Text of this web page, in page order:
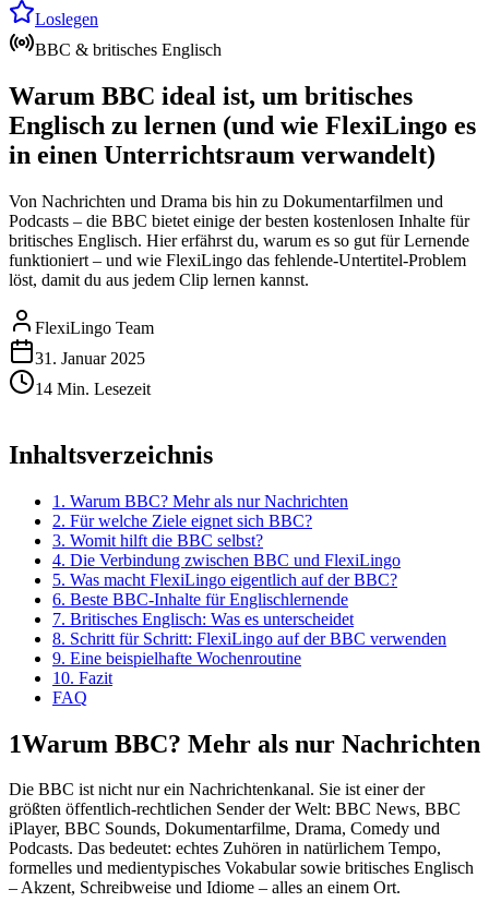
Loslegen
BBC & britisches Englisch
Warum BBC ideal ist, um britisches
Englisch zu lernen (und wie FlexiLingo es
in einen Unterrichtsraum verwandelt)
Von Nachrichten und Drama bis hin zu Dokumentarfilmen und
Podcasts – die BBC bietet einige der besten kostenlosen Inhalte für
britisches Englisch. Hier erfährst du, warum es so gut für Lernende
funktioniert – und wie FlexiLingo das fehlende-Untertitel-Problem
löst, damit du aus jedem Clip lernen kannst.
FlexiLingo Team
31. Januar 2025
14 Min. Lesezeit
Inhaltsverzeichnis
1. Warum BBC? Mehr als nur Nachrichten
2. Für welche Ziele eignet sich BBC?
3. Womit hilft die BBC selbst?
4. Die Verbindung zwischen BBC und FlexiLingo
5. Was macht FlexiLingo eigentlich auf der BBC?
6. Beste BBC-Inhalte für Englischlernende
7. Britisches Englisch: Was es unterscheidet
8. Schritt für Schritt: FlexiLingo auf der BBC verwenden
9. Eine beispielhafte Wochenroutine
10. Fazit
FAQ
1Warum BBC? Mehr als nur Nachrichten
Die BBC ist nicht nur ein Nachrichtenkanal. Sie ist einer der
größten öffentlich-rechtlichen Sender der Welt: BBC News, BBC
iPlayer, BBC Sounds, Dokumentarfilme, Drama, Comedy und
Podcasts. Das bedeutet: echtes Zuhören in natürlichem Tempo,
formelles und medientypisches Vokabular sowie britisches Englisch
– Akzent, Schreibweise und Idiome – alles an einem Ort.